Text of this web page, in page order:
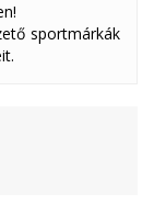
sportmárkák